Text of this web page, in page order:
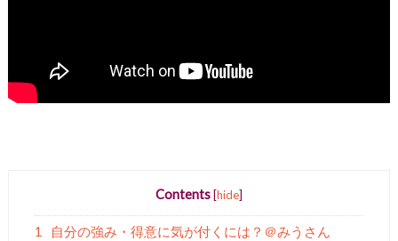
Contents [hide]
1 自分の強み・得意に気が付くには？＠みうさん